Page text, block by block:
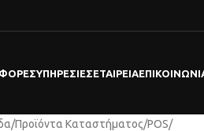
ΥΠΗΡΕΣΊΕΣΕΤΑΙΡΕΊΑ
/Προϊόντα Καταστήματος/POS/